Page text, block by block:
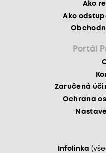
Ako
Ako
Portál
Zaručená
Ochrana
Infolinka